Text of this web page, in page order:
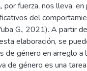
fuerza, nos lleva,
del
G., 2021). A partir
elaboración, se
género en arreglo a
de género es una